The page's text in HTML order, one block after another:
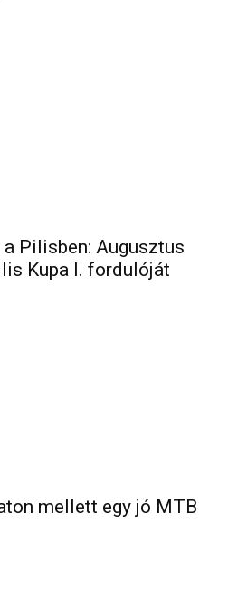
Pilisben: Augusztus
Kupa I. fordulóját
mellett egy jó MTB